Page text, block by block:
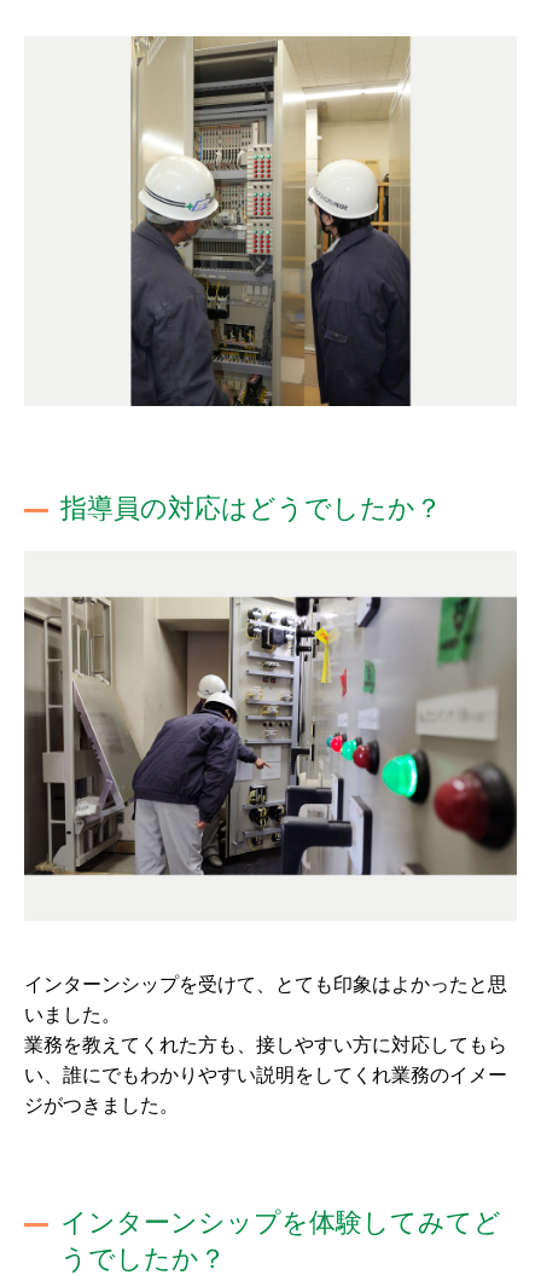
指導員の対応はどうでしたか？
インターンシップを受けて、とても印象はよかったと思
いました。
業務を教えてくれた方も、接しやすい方に対応してもら
い、誰にでもわかりやすい説明をしてくれ業務のイメー
ジがつきました。
インターンシップを体験してみてど
うでしたか？